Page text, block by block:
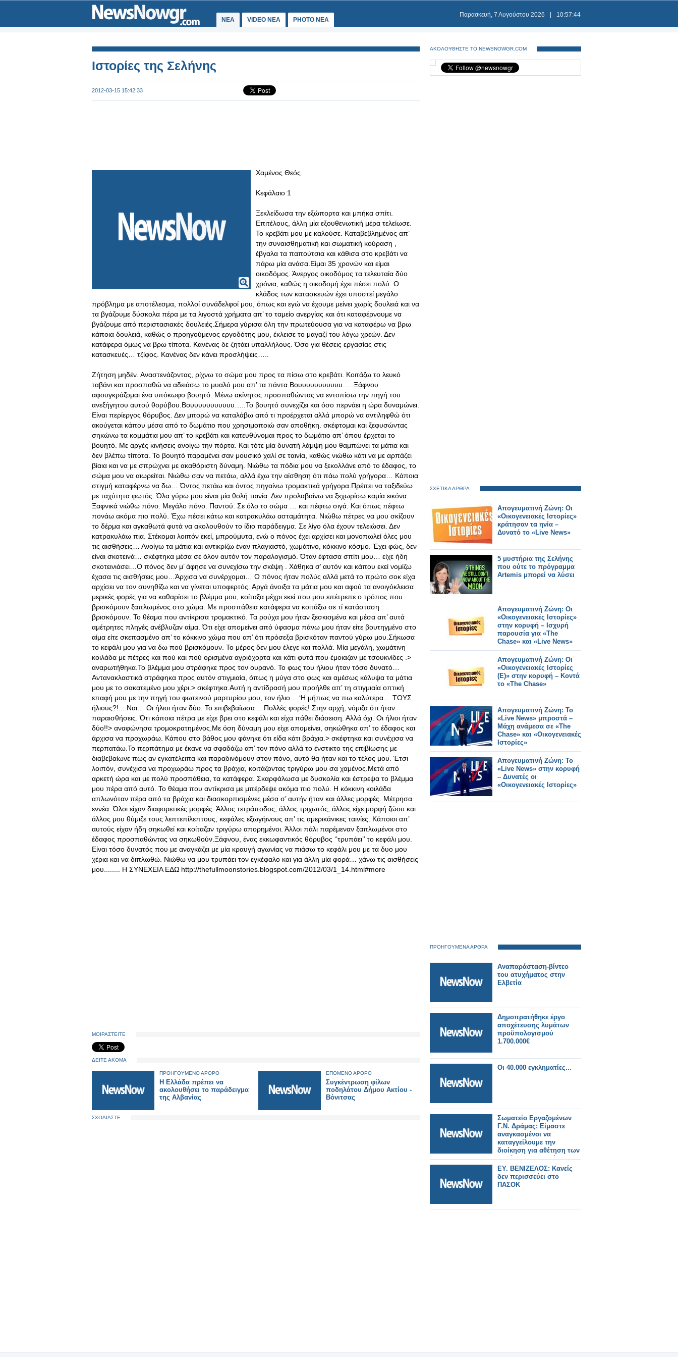
ΝΕΑ VIDEO NEA PHOTO NEA
Παρασκευή, 7 Αυγούστου 2026 10:57:44
Ιστορίες της Σελήνης
2012-03-15 15:42:33
Χαμένος Θεός
Κεφάλαιο 1
Ξεκλείδωσα την εξώπορτα και μπήκα σπίτι.
Επιτέλους, άλλη μία εξουθενωτική μέρα τελείωσε.
Το κρεβάτι μου με καλούσε. Καταβεβλημένος απ’
την συναισθηματική και σωματική κούραση ,
έβγαλα τα παπούτσια και κάθισα στο κρεβάτι να
πάρω μία ανάσα.Είμαι 35 χρονών και είμαι
οικοδόμος. Άνεργος οικοδόμος τα τελευταία δύο
χρόνια, καθώς η οικοδομή έχει πέσει πολύ. Ο
κλάδος των κατασκευών έχει υποστεί μεγάλο
πρόβλημα με αποτέλεσμα, πολλοί συνάδελφοί μου, όπως και εγώ να έχουμε μείνει χωρίς δουλειά και να
τα βγάζουμε δύσκολα πέρα με τα λιγοστά χρήματα απ’ το ταμείο ανεργίας και ότι καταφέρνουμε να
βγάζουμε από περιστασιακές δουλειές.Σήμερα γύρισα όλη την πρωτεύουσα για να καταφέρω να βρω
κάποια δουλειά, καθώς ο προηγούμενος εργοδότης μου, έκλεισε το μαγαζί του λόγω χρεών. Δεν
κατάφερα όμως να βρω τίποτα. Κανένας δε ζητάει υπαλλήλους. Όσο για θέσεις εργασίας στις
κατασκευές… τζίφος. Κανένας δεν κάνει προσλήψεις…..
Ζήτηση μηδέν. Αναστενάζοντας, ρίχνω το σώμα μου προς τα πίσω στο κρεβάτι. Κοιτάζω το λευκό
ταβάνι και προσπαθώ να αδειάσω το μυαλό μου απ’ τα πάντα.Βουυυυυυυυυυυ…..Ξάφνου
αφουγκράζομαι ένα υπόκωφο βουητό. Μένω ακίνητος προσπαθώντας να εντοπίσω την πηγή του
ανεξήγητου αυτού θορύβου.Βουυυυυυυυυυυ…..Το βουητό συνεχίζει και όσο περνάει η ώρα δυναμώνει.
Είναι περίεργος θόρυβος. Δεν μπορώ να καταλάβω από τι προέρχεται αλλά μπορώ να αντιληφθώ ότι
ακούγεται κάπου μέσα από το δωμάτιο που χρησιμοποιώ σαν αποθήκη. σκέφτομαι και ξεφυσώντας
σηκώνω τα κομμάτια μου απ’ το κρεβάτι και κατευθύνομαι προς το δωμάτιο απ’ όπου έρχεται το
βουητό. Με αργές κινήσεις ανοίγω την πόρτα. Και τότε μία δυνατή λάμψη μου θαμπώνει τα μάτια και
δεν βλέπω τίποτα. Το βουητό παραμένει σαν μουσικό χαλί σε ταινία, καθώς νιώθω κάτι να με αρπάζει
βίαια και να με σπρώχνει με ακαθόριστη δύναμη. Νιώθω τα πόδια μου να ξεκολλάνε από το έδαφος, το
σώμα μου να αιωρείται. Νιώθω σαν να πετάω, αλλά έχω την αίσθηση ότι πάω πολύ γρήγορα… Κάποια
στιγμή καταφέρνω να δω… Όντος πετάω και όντος πηγαίνω τρομακτικά γρήγορα.Πρέπει να ταξιδεύω
με ταχύτητα φωτός. Όλα γύρω μου είναι μία θολή ταινία. Δεν προλαβαίνω να ξεχωρίσω καμία εικόνα.
Ξαφνικά νιώθω πόνο. Μεγάλο πόνο. Παντού. Σε όλο το σώμα … και πέφτω σιγά. Και όπως πέφτω
πονάω ακόμα πιο πολύ. Έχω πέσει κάτω και κατρακυλάω ασταμάτητα. Νιώθω πέτρες να μου σκίζουν
το δέρμα και αγκαθωτά φυτά να ακολουθούν το ίδιο παράδειγμα. Σε λίγο όλα έχουν τελειώσει. Δεν
κατρακυλάω πια. Στέκομαι λοιπόν εκεί, μπρούμυτα, ενώ ο πόνος έχει αρχίσει και μονοπωλεί όλες μου
τις αισθήσεις… Ανοίγω τα μάτια και αντικρίζω έναν πλαγιαστό, χωμάτινο, κόκκινο κόσμο. Έχει φώς, δεν
είναι σκοτεινά… σκέφτηκα μέσα σε όλον αυτόν τον παραλογισμό. Όταν έφτασα σπίτι μου… είχε ήδη
σκοτεινιάσει…Ο πόνος δεν μ’ άφησε να συνεχίσω την σκέψη . Χάθηκα σ’ αυτόν και κάπου εκεί νομίζω
έχασα τις αισθήσεις μου…Άρχισα να συνέρχομαι… Ο πόνος ήταν πολύς αλλά μετά το πρώτο σοκ είχα
αρχίσει να τον συνηθίζω και να γίνεται υποφερτός. Αργά άνοιξα τα μάτια μου και αφού τα ανοιγόκλεισα
μερικές φορές για να καθαρίσει το βλέμμα μου, κοίταξα μέχρι εκεί που μου επέτρεπε ο τρόπος που
βρισκόμουν ξαπλωμένος στο χώμα. Με προσπάθεια κατάφερα να κοιτάξω σε τί κατάσταση
βρισκόμουν. Το θέαμα που αντίκρισα τρομακτικό. Τα ρούχα μου ήταν ξεσκισμένα και μέσα απ’ αυτά
αμέτρητες πληγές ανέβλυζαν αίμα. Ότι είχε απομείνει από ύφασμα πάνω μου ήταν είτε βουτηγμένο στο
αίμα είτε σκεπασμένο απ’ το κόκκινο χώμα που απ’ ότι πρόσεξα βρισκόταν παντού γύρω μου.Σήκωσα
το κεφάλι μου για να δω πού βρισκόμουν. Το μέρος δεν μου έλεγε και πολλά. Μία μεγάλη, χωμάτινη
κοιλάδα με πέτρες και πού και πού ορισμένα αγριόχορτα και κάτι φυτά που έμοιαζαν με τσουκνίδες .>
αναρωτήθηκα.Το βλέμμα μου στράφηκε προς τον ουρανό. Το φως του ήλιου ήταν τόσο δυνατό…
Αντανακλαστικά στράφηκα προς αυτόν στιγμιαία, όπως η μύγα στο φως και αμέσως κάλυψα τα μάτια
μου με το σακατεμένο μου χέρι.> σκέφτηκα.Αυτή η αντίδρασή μου προήλθε απ’ τη στιγμιαία οπτική
επαφή μου με την πηγή του φωτεινού μαρτυρίου μου, τον ήλιο… ‘Η μήπως να πω καλύτερα… ΤΟΥΣ
ήλιους?!... Ναι… Οι ήλιοι ήταν δύο. Το επιβεβαίωσα… Πολλές φορές! Στην αρχή, νόμιζα ότι ήταν
παραισθήσεις. Ότι κάποια πέτρα με είχε βρει στο κεφάλι και είχα πάθει διάσειση. Αλλά όχι. Οι ήλιοι ήταν
δύο!!> αναφώνησα τρομοκρατημένος.Με όση δύναμη μου είχε απομείνει, σηκώθηκα απ’ το έδαφος και
άρχισα να προχωράω. Κάπου στο βάθος μου φάνηκε ότι είδα κάτι βράχια.> σκέφτηκα και συνέχισα να
περπατάω.Το περπάτημα με έκανε να σφαδάζω απ’ τον πόνο αλλά το ένστικτο της επιβίωσης με
διαβεβαίωνε πως αν εγκατέλειπα και παραδινόμουν στον πόνο, αυτό θα ήταν και το τέλος μου. Έτσι
λοιπόν, συνέχισα να προχωράω προς τα βράχια, κοιτάζοντας τριγύρω μου σα χαμένος.Μετά από
αρκετή ώρα και με πολύ προσπάθεια, τα κατάφερα. Σκαρφάλωσα με δυσκολία και έστρεψα το βλέμμα
μου πέρα από αυτό. Το θέαμα που αντίκρισα με μπέρδεψε ακόμα πιο πολύ. Η κόκκινη κοιλάδα
απλωνόταν πέρα από τα βράχια και διασκορπισμένες μέσα σ’ αυτήν ήταν και άλλες μορφές. Μέτρησα
εννέα. Όλοι είχαν διαφορετικές μορφές. Άλλος τετράποδος, άλλος τριχωτός, άλλος είχε μορφή ζώου και
άλλος μου θύμιζε τους λεπτεπίλεπτους, κεφάλες εξωγήινους απ’ τις αμερικάνικες ταινίες. Κάποιοι απ’
αυτούς είχαν ήδη σηκωθεί και κοίταζαν τριγύρω απορημένοι. Άλλοι πάλι παρέμεναν ξαπλωμένοι στο
έδαφος προσπαθώντας να σηκωθούν.Ξάφνου, ένας εκκωφαντικός θόρυβος ‘’τρυπάει’’ το κεφάλι μου.
Είναι τόσο δυνατός που με αναγκάζει με μία κραυγή αγωνίας να πιάσω το κεφάλι μου με τα δυο μου
χέρια και να διπλωθώ. Νιώθω να μου τρυπάει τον εγκέφαλο και για άλλη μία φορά… χάνω τις αισθήσεις
μου........ Η ΣΥΝΕΧΕΙΑ ΕΔΩ http://thefullmoonstories.blogspot.com/2012/03/1_14.html#more
ΜΟΙΡΑΣΤΕΙΤΕ
ΔΕΙΤΕ ΑΚΟΜΑ
ΠΡΟΗΓΟΥΜΕΝΟ ΑΡΘΡΟ
Η Ελλάδα πρέπει να
ακολουθήσει το παράδειγμα
της Αλβανίας
ΕΠΟΜΕΝΟ ΑΡΘΡΟ
Συγκέντρωση φίλων
ποδηλάτου Δήμου Ακτίου -
Βόνιτσας
ΣΧΟΛΙΑΣΤΕ
ΑΚΟΛΟΥΘΗΣΤΕ ΤΟ NEWSNOWGR.COM
ΣΧΕΤΙΚΑ ΑΡΘΡΑ
Απογευματινή Ζώνη: Οι
«Οικογενειακές Ιστορίες»
κράτησαν τα ηνία –
Δυνατό το «Live News»
5 μυστήρια της Σελήνης
που ούτε το πρόγραμμα
Artemis μπορεί να λύσει
Απογευματινή Ζώνη: Οι
«Οικογενειακές Ιστορίες»
στην κορυφή – Ισχυρή
παρουσία για «The
Chase» και «Live News»
Απογευματινή Ζώνη: Οι
«Οικογενειακές Ιστορίες
(E)» στην κορυφή – Κοντά
το «The Chase»
Απογευματινή Ζώνη: Το
«Live News» μπροστά –
Μάχη ανάμεσα σε «The
Chase» και «Οικογενειακές
Ιστορίες»
Απογευματινή Ζώνη: Το
«Live News» στην κορυφή
– Δυνατές οι
«Οικογενειακές Ιστορίες»
ΠΡΟΗΓΟΥΜΕΝΑ ΑΡΘΡΑ
Aναπαράσταση-βίντεο
του ατυχήματος στην
Ελβετία
Δημοπρατήθηκε έργο
αποχέτευσης λυμάτων
προϋπολογισμού
1.700.000€
Οι 40.000 εγκληματίες...
Σωματείο Εργαζομένων
Γ.Ν. Δράμας: Είμαστε
αναγκασμένοι να
καταγγείλουμε την
διοίκηση για αθέτηση των
δημόσιων υποσχέσεων
EY. ΒΕΝΙΖΕΛΟΣ: Κανείς
δεν περισσεύει στο
ΠΑΣΟΚ